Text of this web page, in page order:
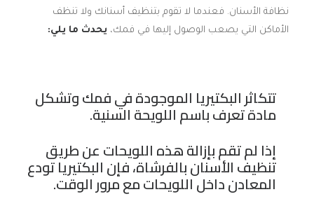
نظافة الأسنان. فعندما لا تقوم بتنظيف أسنانك ولا تنظف
الأماكن التي يصعب الوصول إليها في فمك، يحدث ما يلي:
تتكاثر البكتيريا الموجودة في فمك وتشكل
مادة تعرف باسم اللويحة السنية.
إذا لم تقم بإزالة هذه اللويحات عن طريق
تنظيف الأسنان بالفرشاة، فإن البكتيريا تودع
المعادن داخل اللويحات مع مرور الوقت.